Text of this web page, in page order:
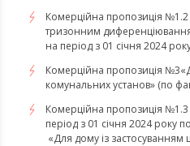
Комерційна пропозиція
тризонним
на період з 01 січня 2024
Комерційна пропозиція
комунальних установ» (по
Комерційна пропозиція
період з 01 січня 2024 року
«Для дому із застосуванням